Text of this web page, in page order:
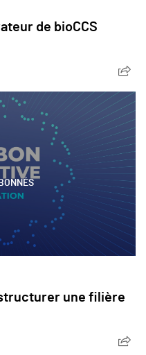
de bioCCS
une filière